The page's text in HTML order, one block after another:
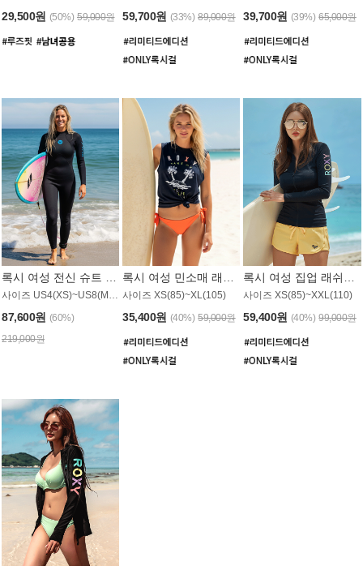
29,500원 (50%) 59,000원 59,700원 (33%) 89,000원 39,700원 (39%) 65,000원
87,600원 (60%)
219,000원
사이즈 XS(85)~XL(105)
35,400원 (40%) 59,000원
사이즈 XS(85)~XXL(110)
59,400원 (40%) 99,000원